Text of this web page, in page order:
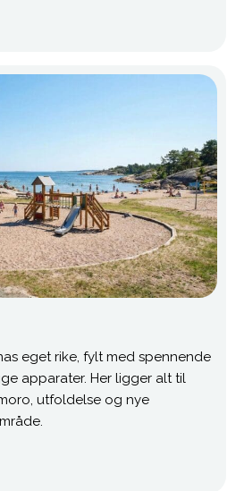
eget rike, fylt med spennende
apparater. Her ligger alt til
utfoldelse og nye